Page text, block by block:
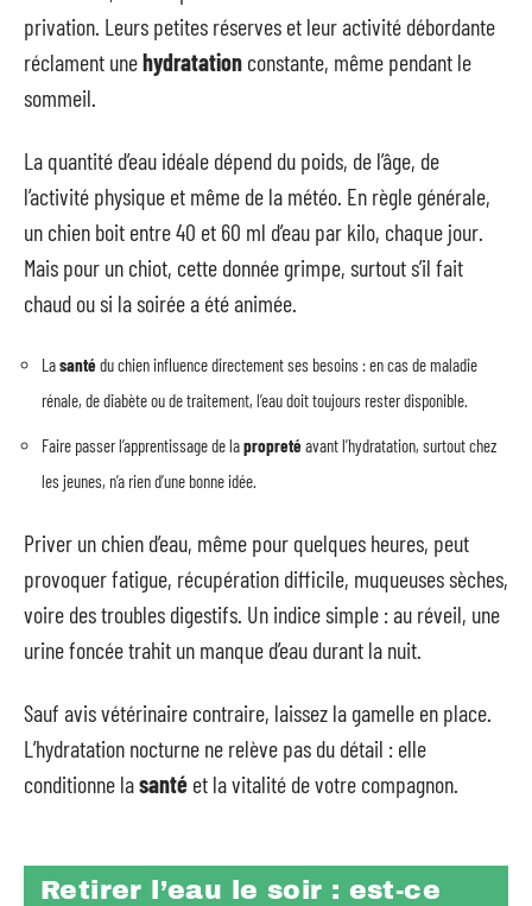
privation. Leurs petites réserves et leur activité débordante
réclament unehydratation constante, même pendant le
sommeil.
La quantité d’eau idéale dépend du poids, de l’âge, de
l’activité physique et même de la météo. En règle générale,
un chien boit entre 40 et 60 ml d’eau par kilo, chaque jour.
Mais pour un chiot, cette donnée grimpe, surtout s’il fait
chaud ou si la soirée a été animée.
Lasantédu chien influence directement ses besoins : en cas de maladie
rénale, de diabète ou de traitement, l’eau doit toujours rester disponible.
Faire passer l’apprentissage de lapropretéavant l’hydratation, surtout chez
les jeunes, n’a rien d’une bonne idée.
Priver un chien d’eau, même pour quelques heures, peut
provoquer fatigue, récupération difficile, muqueuses sèches,
voire des troubles digestifs. Un indice simple : au réveil, une
urine foncée trahit un manque d’eau durant la nuit.
Sauf avis vétérinaire contraire, laissez la gamelle en place.
L’hydratation nocturne ne relève pas du détail : elle
conditionne lasanté et la vitalité de votre compagnon.
Retirer l’eau le soir : est-ce